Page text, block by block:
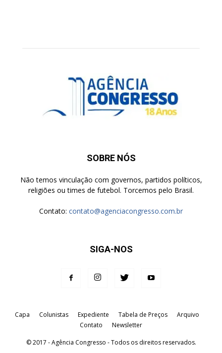
SOBRE NÓS
Não temos vinculação com governos, partidos políticos,
religiões ou times de futebol. Torcemos pelo Brasil.
Contato: contato@agenciacongresso.com.br
SIGA-NOS
Capa Colunistas Expediente Tabela de Preços
Arquivo
Contato
Newsletter
© 2017 - Agência Congresso - Todos os direitos reservados.